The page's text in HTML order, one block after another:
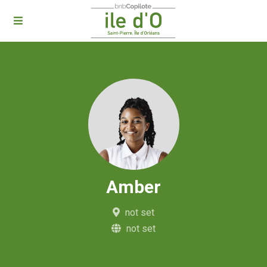
Amber
not set
not set